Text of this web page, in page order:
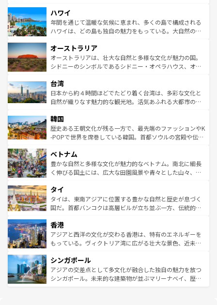
ば市内交通費無料で観光を楽しむこともできる。 なお、新
着のスイス情報はコンテンツ一覧 を参照してほしい。
のような巨大都市は、観光、ショッピング、エンターテイ
ンメントが詰まった刺激的なスポットだ。一方、アメリカ
西部には大自然が広がり、グランドキャニオンやイエロー
部のニューオーリンズでは、音楽と美食が融合した独特の
文化が魅力。旅行者はアメリカの各地域で異なる魅力を楽
しみながら、その多様性と豊かな歴史を感じることができ
ならではの贅沢な旅のスタイルだ。 なお、新着のアメリカ
情報はコンテンツ一覧を参照してほしい。
ハワイ
年間を通じて温暖な気候に恵まれ、多くの島で構成される
ハワイは、どの島も独自の魅力をもっている。大自然の神
ワイ島は見逃せない。また、定番の観光地といえばオアフ
島だが、静かな自然を求めるならマウイ島やカウアイ島が
おすすめ。エメラルドグリーンに輝く海をはじめ、豊かな
れるおもてなしの心で訪れる人々を迎えてくれるハワイの
人々、おいしいローカルフードやハワイアンミュージッ
ク、伝統的なフラダンスなど、すべてがハワイの魅力を彩
ワイを、存分に味わってほしい。 なお、新着のハワイ情報
はコンテンツ一覧を参照してほしい。
オーストラリア
オーストラリアは、壮大な自然と多様な文化が魅力の国。
シドニーのシンボルであるシドニー・オペラハウス、オー
リアリーフや大陸中央部にそびえるウルル（エアーズロッ
ク）、タスマニアの美しい原生林やケアンズの熱帯雨林な
ど、見どころがたくさん。また、カフェやワイン、オージ
いる。アクティビティも充実しており、サーフィンやダイ
ビング、ハイキングなど、アウトドア好きにはたまらな
い。オーストラリアの多彩な魅力を存分に味わいつくそ
参照してほしい。
台湾
日本から約４時間ほどでたどり着く台湾は、多彩な文化と
自然が織りなす魅力的な観光地。活気あふれる大都市の台
ン）、静ひつな山岳地帯である台湾東部など、都市の喧騒
と山間の静けさが共存しており、訪れる人に新しい発見と
驚きをもたらしてくれる。また、奥深い台湾の食文化も魅
容にもいいと評判のスイーツなど、バラエティ豊かな料理
が味わえる。 なお、新着の台湾情報は コンテンツ一覧を参
照してほしい。
韓国
歴史ある王朝文化が残る一方で、最先端のファッションやK
-POPで世界を席巻している韓国。首都ソウルの宮殿や伝統
き、地方に足を延ばせば四季折々の自然美を楽しむことが
できる。そして、キムチや焼肉、絶品のストリートフード
まで、さまざまな韓国料理が待っている。夜には、韓国な
リティに包まれながら、韓国の多彩な魅力を心ゆくまで味
わってみてほしい。 なお、新着の韓国情報はコンテンツ一
覧を参照してほしい。
ベトナム
豊かな自然と多様な文化が魅力的なベトナム。南北に細長
く伸びる国土には、広大な田園風景や青々とした山々、世
急速な発展と共に伝統が息づく。ハノイの古い町並みやホ
ーチミン市のフランス統治時代の建物も、独特の雰囲気を
醸し出している。また、バラエティの豊かさとおいしさで
とつ。フォーやバインミー、ベトナムコーヒーなどは、ぜ
ひ現地で味わいたい。どの地域を訪れてもあたたかい人々
が旅行者を迎えてくれるので、きっと忘れられない旅にな
参照してほしい。
タイ
タイは、東南アジアに位置する豊かな自然と歴史が息づく
国だ。首都バンコクは高層ビルが立ち並ぶ一方、伝統的な
の活気が交差している。北部ではチェンマイなどの山岳地
帯で自然と触れ合い、南部ではプーケットやクラビの美し
いビーチでリゾート気分を楽しむことができる。タイ料理
激する。気候は一年中温暖で、どの季節にも異なる楽しみ
が待っている。親しみやすいタイの人々、仏教を中心とし
た文化、そして多様な観光資源が、訪れる旅人を魅了し続
香港
アジアと西洋の文化が交わる香港は、特有のエネルギーを
もっている。ヴィクトリア湾に広がる壮大な景色、近未来
み、どこを訪れても感動するはず。観光スポットが密集し
ており、効率よく見どころを回れるのも魅力。息をのむよ
うな絶景から文化的な体験まで、香港を存分に楽しみ尽く
シンガポール
アジアの交差点として多文化が融合した独自の魅力を放つ
シンガポール。未来的な建築物が並ぶマリーナベイ、歴史